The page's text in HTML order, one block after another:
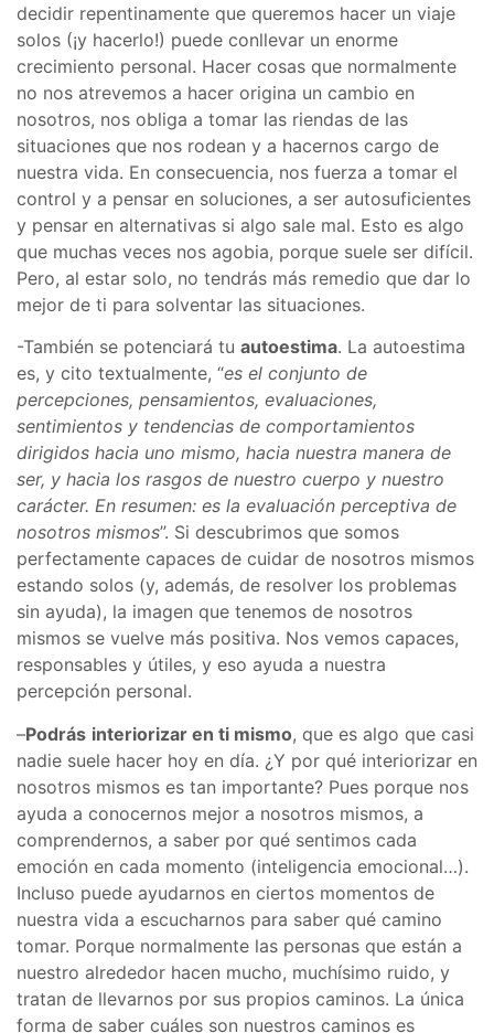
decidir repentinamente que queremos hacer un viaje
solos (¡y hacerlo!) puede conllevar un enorme
crecimiento personal. Hacer cosas que normalmente
no nos atrevemos a hacer origina un cambio en
nosotros, nos obliga a tomar las riendas de las
situaciones que nos rodean y a hacernos cargo de
nuestra vida. En consecuencia, nos fuerza a tomar el
control y a pensar en soluciones, a ser autosuficientes
y pensar en alternativas si algo sale mal. Esto es algo
que muchas veces nos agobia, porque suele ser difícil.
Pero, al estar solo, no tendrás más remedio que dar lo
mejor de ti para solventar las situaciones.
-También se potenciará tu autoestima. La autoestima
es, y cito textualmente, “es el conjunto de
percepciones, pensamientos, evaluaciones,
sentimientos y tendencias de comportamientos
dirigidos hacia uno mismo, hacia nuestra manera de
ser, y hacia los rasgos de nuestro cuerpo y nuestro
carácter. En resumen: es la evaluación perceptiva de
nosotros mismos”. Si descubrimos que somos
perfectamente capaces de cuidar de nosotros mismos
estando solos (y, además, de resolver los problemas
sin ayuda), la imagen que tenemos de nosotros
mismos se vuelve más positiva. Nos vemos capaces,
responsables y útiles, y eso ayuda a nuestra
percepción personal.
–Podrás interiorizar en ti mismo, que es algo que casi
nadie suele hacer hoy en día. ¿Y por qué interiorizar en
nosotros mismos es tan importante? Pues porque nos
ayuda a conocernos mejor a nosotros mismos, a
comprendernos, a saber por qué sentimos cada
emoción en cada momento (inteligencia emocional…).
Incluso puede ayudarnos en ciertos momentos de
nuestra vida a escucharnos para saber qué camino
tomar. Porque normalmente las personas que están a
nuestro alrededor hacen mucho, muchísimo ruido, y
tratan de llevarnos por sus propios caminos. La única
forma de saber cuáles son nuestros caminos es